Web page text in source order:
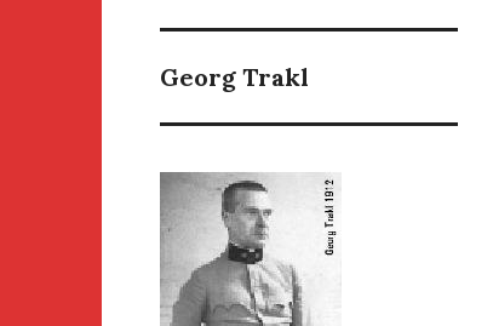
Georg Trakl